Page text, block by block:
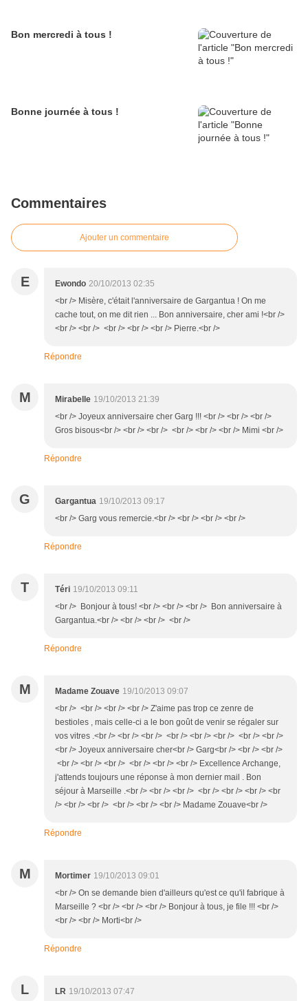
Bon mercredi à tous !
Bonne journée à tous !
Commentaires
Ajouter un commentaire
E Ewondo 20/10/2013 02:35
<br /> Misère, c'était l'anniversaire de Gargantua ! On me
cache tout, on me dit rien ... Bon anniversaire, cher ami !<br />
<br /> <br /> <br /> <br /> <br /> Pierre.<br />
Répondre
M Mirabelle 19/10/2013 21:39
<br /> Joyeux anniversaire cher Garg !!! <br /> <br /> <br />
Gros bisous<br /> <br /> <br /> <br /> <br /> <br /> Mimi <br />
Répondre
G Gargantua 19/10/2013 09:17
<br /> Garg vous remercie.<br /> <br /> <br /> <br />
Répondre
T Téri 19/10/2013 09:11
<br /> Bonjour à tous! <br /> <br /> <br /> Bon anniversaire à
Gargantua.<br /> <br /> <br /> <br />
Répondre
M Madame Zouave 19/10/2013 09:07
<br /> <br /> <br /> <br /> Z'aime pas trop ce zenre de
bestioles , mais celle-ci a le bon goût de venir se régaler sur
vos vitres .<br /> <br /> <br /> <br /> <br /> <br /> <br /> <br />
<br /> Joyeux anniversaire cher<br /> Garg<br /> <br /> <br />
<br /> <br /> <br /> <br /> <br /> <br /> Excellence Archange,
j'attends toujours une réponse à mon dernier mail . Bon
séjour à Marseille .<br /> <br /> <br /> <br /> <br /> <br /> <br
/> <br /> <br /> <br /> <br /> <br /> Madame Zouave<br />
Répondre
M Mortimer 19/10/2013 09:01
<br /> On se demande bien d'ailleurs qu'est ce qu'il fabrique à
Marseille ? <br /> <br /> <br /> Bonjour à tous, je file !!! <br />
<br /> <br /> Morti<br />
Répondre
L LR 19/10/2013 07:47